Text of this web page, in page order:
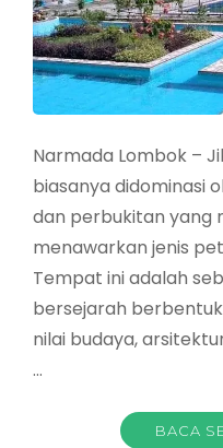
Narmada Lombok –
biasanya didominasi
dan perbukitan yang
menawarkan jenis
Tempat ini adalah
bersejarah
nilai budaya,
…
BACA